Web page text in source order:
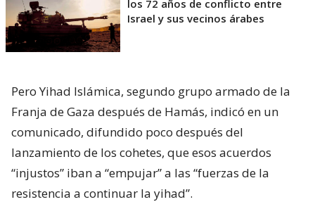
los 72 años de conflicto entre
Israel y sus vecinos árabes
Pero Yihad Islámica, segundo grupo armado de la
Franja de Gaza después de Hamás, indicó en un
comunicado, difundido poco después del
lanzamiento de los cohetes, que esos acuerdos
“injustos” iban a “empujar” a las “fuerzas de la
resistencia a continuar la yihad”.